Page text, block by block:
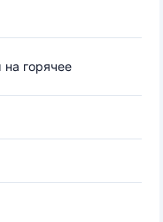
горячее